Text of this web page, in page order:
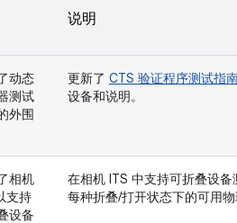
说明
动态
测试
外围
更新了 CTS 验证程序测试指
设备和说明。
相机
支持
设备
在相机 ITS 中支持可折叠设
每种折叠/打开状态下的可用物